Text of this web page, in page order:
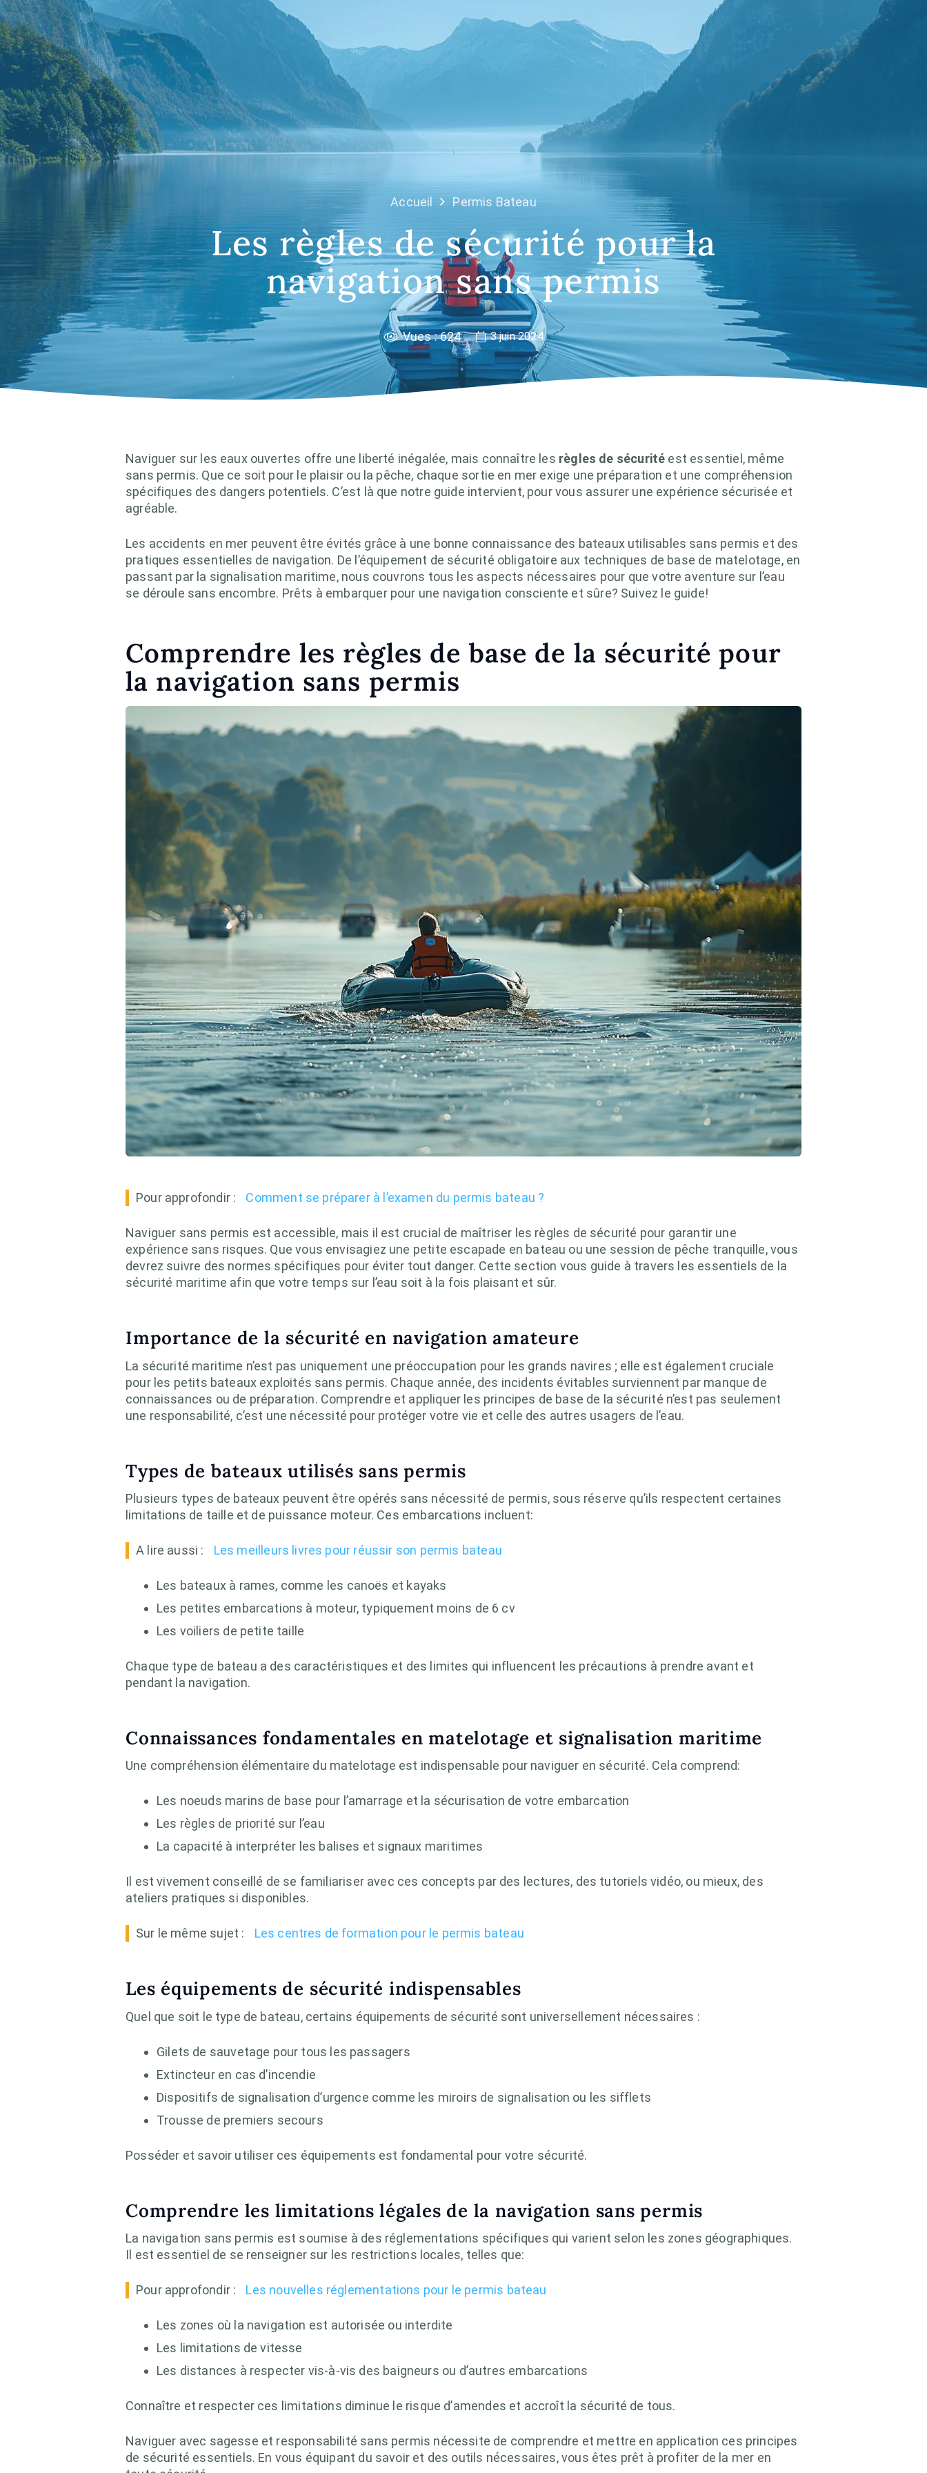
Accueil Permis Bateau
Les règles de sécurité pour la
navigation sans permis
Vues :624 3 juin 2024
Naviguer sur les eaux ouvertes offre une liberté inégalée, mais connaître les règles de sécurité est essentiel, même
sans permis. Que ce soit pour le plaisir ou la pêche, chaque sortie en mer exige une préparation et une compréhension
spécifiques des dangers potentiels. C’est là que notre guide intervient, pour vous assurer une expérience sécurisée et
agréable.
Les accidents en mer peuvent être évités grâce à une bonne connaissance des bateaux utilisables sans permis et des
pratiques essentielles de navigation. De l’équipement de sécurité obligatoire aux techniques de base de matelotage, en
passant par la signalisation maritime, nous couvrons tous les aspects nécessaires pour que votre aventure sur l’eau
se déroule sans encombre. Prêts à embarquer pour une navigation consciente et sûre? Suivez le guide!
Comprendre les règles de base de la sécurité pour
la navigation sans permis
Pour approfondir : Comment se préparer à l’examen du permis bateau ?
Naviguer sans permis est accessible, mais il est crucial de maîtriser les règles de sécurité pour garantir une
expérience sans risques. Que vous envisagiez une petite escapade en bateau ou une session de pêche tranquille, vous
devrez suivre des normes spécifiques pour éviter tout danger. Cette section vous guide à travers les essentiels de la
sécurité maritime afin que votre temps sur l’eau soit à la fois plaisant et sûr.
Importance de la sécurité en navigation amateure
La sécurité maritime n’est pas uniquement une préoccupation pour les grands navires ; elle est également cruciale
pour les petits bateaux exploités sans permis. Chaque année, des incidents évitables surviennent par manque de
connaissances ou de préparation. Comprendre et appliquer les principes de base de la sécurité n’est pas seulement
une responsabilité, c’est une nécessité pour protéger votre vie et celle des autres usagers de l’eau.
Types de bateaux utilisés sans permis
Plusieurs types de bateaux peuvent être opérés sans nécessité de permis, sous réserve qu’ils respectent certaines
limitations de taille et de puissance moteur. Ces embarcations incluent:
A lire aussi : Les meilleurs livres pour réussir son permis bateau
Les bateaux à rames, comme les canoës et kayaks
Les petites embarcations à moteur, typiquement moins de 6 cv
Les voiliers de petite taille
Chaque type de bateau a des caractéristiques et des limites qui influencent les précautions à prendre avant et
pendant la navigation.
Connaissances fondamentales en matelotage et signalisation maritime
Une compréhension élémentaire du matelotage est indispensable pour naviguer en sécurité. Cela comprend:
Les noeuds marins de base pour l’amarrage et la sécurisation de votre embarcation
Les règles de priorité sur l’eau
La capacité à interpréter les balises et signaux maritimes
Il est vivement conseillé de se familiariser avec ces concepts par des lectures, des tutoriels vidéo, ou mieux, des
ateliers pratiques si disponibles.
Sur le même sujet : Les centres de formation pour le permis bateau
Les équipements de sécurité indispensables
Quel que soit le type de bateau, certains équipements de sécurité sont universellement nécessaires :
Gilets de sauvetage pour tous les passagers
Extincteur en cas d’incendie
Dispositifs de signalisation d’urgence comme les miroirs de signalisation ou les sifflets
Trousse de premiers secours
Posséder et savoir utiliser ces équipements est fondamental pour votre sécurité.
Comprendre les limitations légales de la navigation sans permis
La navigation sans permis est soumise à des réglementations spécifiques qui varient selon les zones géographiques.
Il est essentiel de se renseigner sur les restrictions locales, telles que:
Pour approfondir : Les nouvelles réglementations pour le permis bateau
Les zones où la navigation est autorisée ou interdite
Les limitations de vitesse
Les distances à respecter vis-à-vis des baigneurs ou d’autres embarcations
Connaître et respecter ces limitations diminue le risque d’amendes et accroît la sécurité de tous.
Naviguer avec sagesse et responsabilité sans permis nécessite de comprendre et mettre en application ces principes
de sécurité essentiels. En vous équipant du savoir et des outils nécessaires, vous êtes prêt à profiter de la mer en